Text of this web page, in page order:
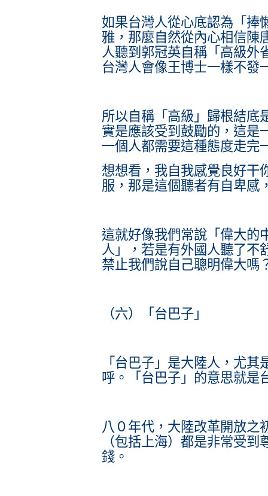
如果台灣人從心底認為「捧
雅，那麼自然從內心相信陳
人聽到郭冠英自稱「高級外
台灣人會像王博士一樣不發
所以自稱「高級」歸根結底
實是應該受到鼓勵的，這是
一個人都需要這種態度走完
想想看，我自我感覺良好干
服，那是這個聽者有自卑感
這就好像我們常說「偉大的
人」，若是有外國人聽了不
禁止我們說自己聰明偉大嗎
（六）「台巴子」
「台巴子」是大陸人，尤
呼。「台巴子」的意思就是
八０年代，大陸改革開放之
（包括上海）都是非常受
錢。